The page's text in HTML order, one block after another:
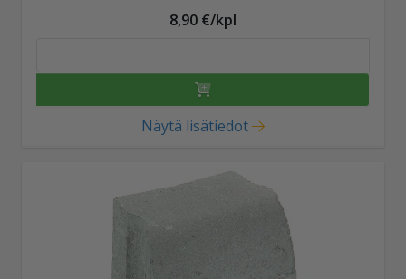
8,90 €/kpl
Näytä lisätiedot